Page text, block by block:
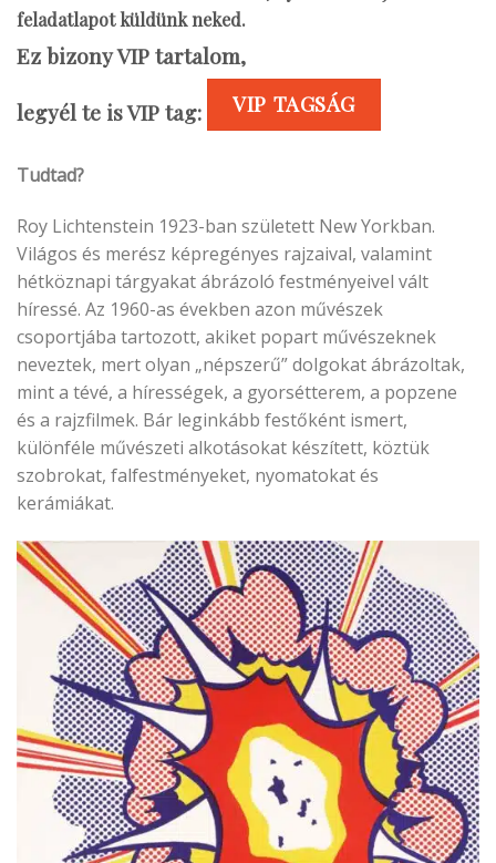
feladatlapot küldünk neked.
Ez bizony VIP tartalom,
legyél te is VIP tag:
VIP TAGSÁG
Tudtad?
Roy Lichtenstein 1923-ban született New Yorkban.
Világos és merész képregényes rajzaival, valamint
hétköznapi tárgyakat ábrázoló festményeivel vált
híressé. Az 1960-as években azon művészek
csoportjába tartozott, akiket popart művészeknek
neveztek, mert olyan „népszerű” dolgokat ábrázoltak,
mint a tévé, a hírességek, a gyorsétterem, a popzene
és a rajzfilmek. Bár leginkább festőként ismert,
különféle művészeti alkotásokat készített, köztük
szobrokat, falfestményeket, nyomatokat és
kerámiákat.